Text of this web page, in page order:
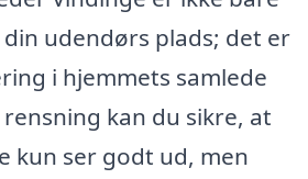
udendørs plads; det er
i hjemmets samlede
kan du sikre, at
kun ser godt ud, men